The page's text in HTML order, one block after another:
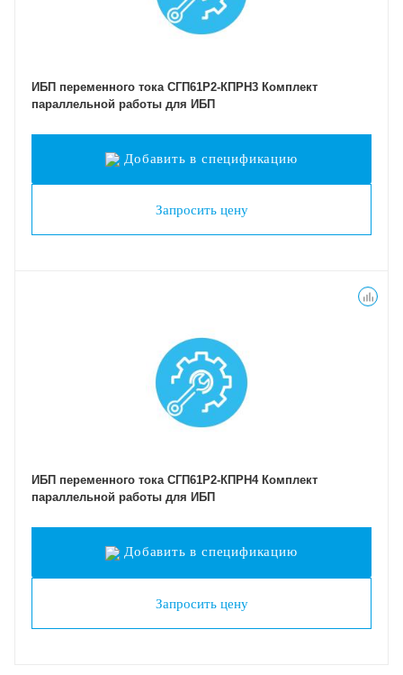
ИБП переменного тока СГП61Р2-КПРН3 Комплект
параллельной работы для ИБП
Добавить в спецификацию
Запросить цену
ИБП переменного тока СГП61Р2-КПРН4 Комплект
параллельной работы для ИБП
Добавить в спецификацию
Запросить цену